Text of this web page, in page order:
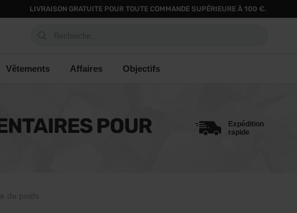
LIVRAISON GRATUITE POUR TOUTE COMMANDE SUPÉRIEURE À 100 €.
Vêtements Affaires Objectifs
POUR
Expédition
rapide
de poids